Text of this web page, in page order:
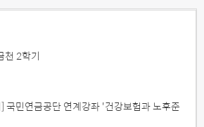
천 2학기
국민연금공단 연계강좌 '건강보험과 노후준